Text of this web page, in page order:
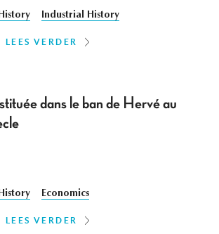
Industrial History
LEES VERDER
dans le ban de Hervé au
Economics
LEES VERDER